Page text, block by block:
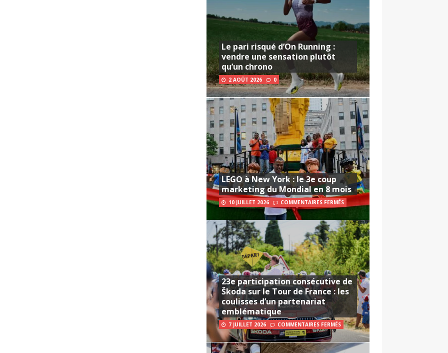
Le pari risqué d’On Running :
vendre une sensation plutôt
qu’un chrono
2 AOÛT 2026 0
LEGO à New York : le 3e coup
marketing du Mondial en 8 mois
10 JUILLET 2026 COMMENTAIRES FERMÉS
23e participation consécutive de
Škoda sur le Tour de France : les
coulisses d’un partenariat
emblématique
7 JUILLET 2026 COMMENTAIRES FERMÉS